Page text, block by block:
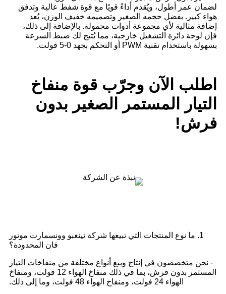
لضمان عمر أطول، ويُقدم أداءً قويًا مع قوة شفط عالية وتدفق
هواء كبير. بفضل حجمه الصغير وتصميمه خفيف الوزن، يُعد
إضافة مثالية لأي مجموعة أدوات محمولة. بالإضافة إلى ذلك،
فإن لوحة دائرة التشغيل خارجية، مما يُتيح لك ضبط السرعة
بسهولة باستخدام تقنية PWM أو التحكم بجهد 0-5 فولت.
اطلب الآن وجرّب قوة منفاخ
التيار المستمر الصغير بدون
فرش!
1. ما نوع المنتجات التي تبيعها شركة نينغبو وونسمارت موتور
فان المحدودة؟
- نحن متخصصون في إنتاج وبيع أنواع مختلفة من منفاخات التيار
المستمر بدون فرش، بما في ذلك منفاخ الهواء 12 فولت، ومنفاخ
الهواء 24 فولت، ومنفاخ الهواء 48 فولت، وما إلى ذلك.